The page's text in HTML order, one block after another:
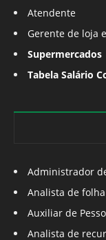
Atendente
Gerente de loja
Supermercados
Tabela Salário
Administrador
Analista de
Auxiliar de
Analista de